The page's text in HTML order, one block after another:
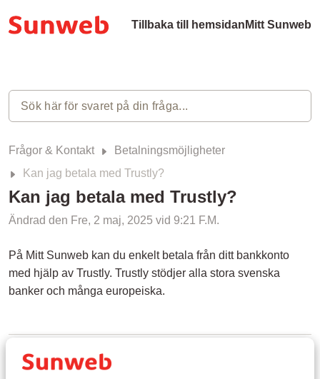
Tillbaka till hemsidan Mitt Sunweb
Frågor & Kontakt
Betalningsmöjligheter
Kan jag betala med Trustly?
Kan jag betala med Trustly?
Ändrad den Fre, 2 maj, 2025 vid 9:21 F.M.
På Mitt Sunweb kan du enkelt betala från ditt bankkonto
med hjälp av Trustly. Trustly stödjer alla stora svenska
banker och många europeiska.
Frågor kring samma ämne